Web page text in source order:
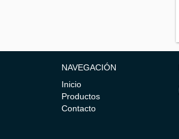
NAVEGACIÓN
Inicio
Productos
Contacto